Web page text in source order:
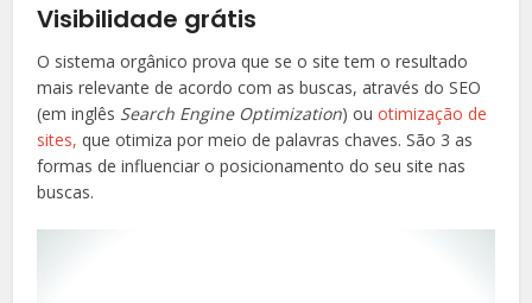
Visibilidade grátis
O sistema orgânico prova que se o site tem o resultado
mais relevante de acordo com as buscas, através do SEO
(em inglês Search Engine Optimization) ouotimização de
sites, que otimiza por meio de palavras chaves. São 3 as
formas de influenciar o posicionamento do seu site nas
buscas.